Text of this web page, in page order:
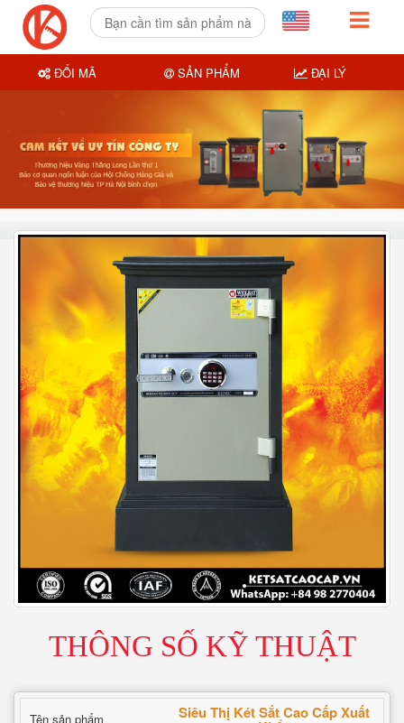
THÔNG SỐ KỸ THUẬT
Tên sản phẩm Siêu Thị Két Sắt Cao Cấp Xuất
ĐỔI MÃ SẢN PHẨM ĐẠI LÝ